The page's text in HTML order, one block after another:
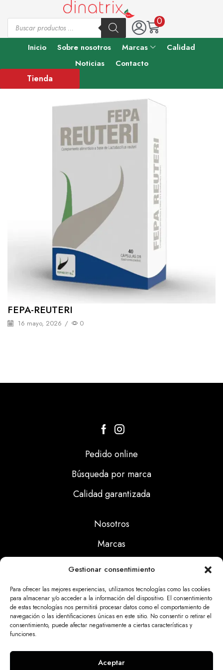
Gestionar consentimiento
Para ofrecer las mejores experiencias, utilizamos tecnologías como las cookies
para almacenar y/o acceder a la información del dispositivo. El consentimiento
de estas tecnologías nos permitirá procesar datos como el comportamiento de
navegación o las identificaciones únicas en este sitio. No consentir o retirar el
consentimiento, puede afectar negativamente a ciertas características y
funciones.
Aceptar
0
Inicio Sobre nosotros Marcas
Calidad
Noticias
Contacto
Tienda
FEPA-REUTERI
16 mayo, 2026 / 0
Pedido online
Búsqueda por marca
Calidad garantizada
Nosotros
Marcas
Noticias
Aviso Legal
Politicas Cookies